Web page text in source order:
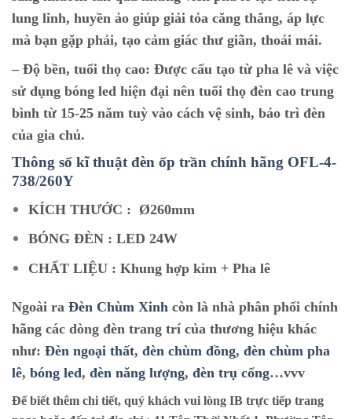
lung linh, huyền ảo giúp giải tỏa căng thẳng, áp lực
mà bạn gặp phải, tạo cảm giác thư giãn, thoải mái.
– Độ bền, tuổi thọ cao: Được cấu tạo từ pha lê và việc
sử dụng bóng led hiện đại nên tuổi thọ đèn cao trung
bình từ 15-25 năm tuỳ vào cách vệ sinh, bảo trì đèn
của gia chủ.
Thông số kĩ thuật đèn ốp trần chính hãng OFL-4-
738/260Y
KÍCH THƯỚC : Ø260mm
BÓNG ĐÈN : LED 24W
CHẤT LIỆU : Khung hợp kim + Pha lê
Ngoài ra Đèn Chùm Xinh còn là nhà phân phối chính
hãng các dòng đèn trang trí của thương hiệu khác
như: Đèn ngoại thất, đèn chùm đồng, đèn chùm pha
lê, bóng led, đèn năng lượng, đèn trụ cổng…vvv
Để biết thêm chi tiết, quý khách vui lòng IB trực tiếp trang